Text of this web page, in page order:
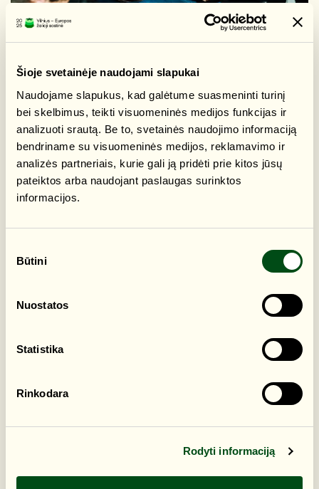
Šioje svetainėje naudojami slapukai
Naudojame slapukus, kad galėtume suasmeninti turinį
bei skelbimus, teikti visuomeninės medijos funkcijas ir
analizuoti srautą. Be to, svetainės naudojimo informaciją
bendriname su visuomeninės medijos, reklamavimo ir
analizės partneriais, kurie gali ją pridėti prie kitos jūsų
pateiktos arba naudojant paslaugas surinktos
informacijos.
pasirinkimas
Būtini
Nuostatos
Statistika
Rinkodara
Rodyti informaciją